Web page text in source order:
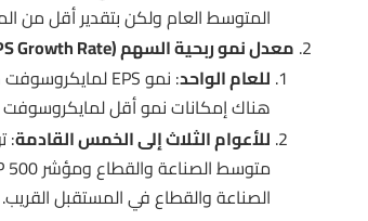
المتوسط العام ولكن بتقدير أقل من
معدل نمو ربحية السهم (EPS Growth Rate)
للعام الواحد
هناك إمكانات نمو أقل لمايكروسوفت
للأعوام الثلاث إلى الخمس القادمة
الصناعة والقطاع في المستقبل القريب.